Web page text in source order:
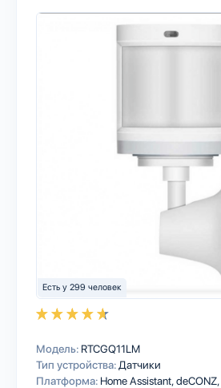
Есть у 299 человек
Модель: RTCGQ11LM
Тип устройства: Датчики
Платформа: Home AssistantdeCONZ